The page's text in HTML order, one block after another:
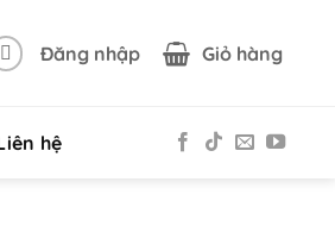
Đăng nhập Giỏ hàng
hệ